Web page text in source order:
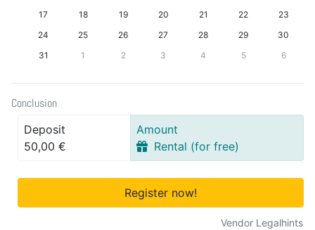
17
18 19 20 21 22
23
24
25 26 27 28 29
30
31
1 2 3 4 5 6
Conclusion
Deposit
50,00 €
Amount
Rental (for free)
Register now!
Vendor Legalhints